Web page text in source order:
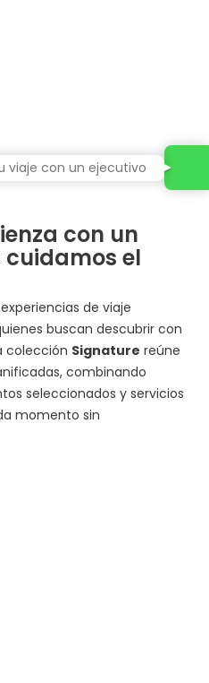
con un
cuidamos el
de viaje
buscan descubrir con
colección Signature reúne
combinando
seleccionados y servicios
momento sin
viaje con un ejecutivo